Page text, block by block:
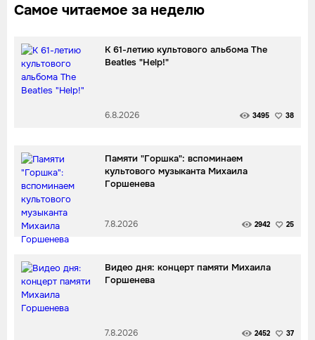
Самое читаемое за неделю
К 61-летию культового альбома The
Beatles "Help!"
6.8.2026 3495 38
Памяти "Горшка": вспоминаем
культового музыканта Михаила
Горшенева
7.8.2026 2942 25
Видео дня: концерт памяти Михаила
Горшенева
7.8.2026 2452 37